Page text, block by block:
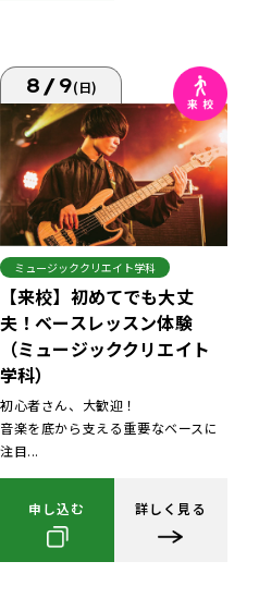
8/9(日)
ミュージッククリエイト学科
【来校】初めてでも大丈
夫！ベースレッスン体験
（ミュージッククリエイト
学科）
初心者さん、大歓迎！
音楽を底から支える重要なベースに
注目...
申し込む 詳しく見る